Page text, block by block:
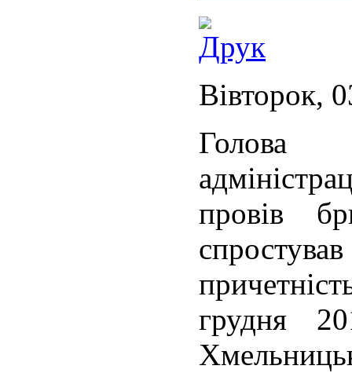
Вівторок,
Голова
провів
грудня